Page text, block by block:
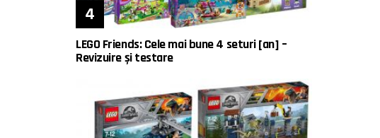
LEGO Friends: Cele mai bune 4 seturi [an] –
Revizuire și testare